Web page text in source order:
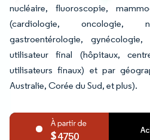
nucléaire, fluoroscopie,
(cardiologie, oncologie,
gastroentérologie,
utilisateur final (hôpitaux,
utilisateurs finaux) et par
Australie, Corée du Sud, et plus).
4750